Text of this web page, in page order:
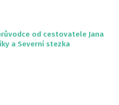
od cestovatele Jana
a Severní stezka